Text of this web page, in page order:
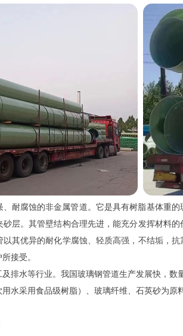
耐腐蚀的非金属管道。它是具有树脂基体重
层。其管壁结构合理先进，能充分发挥材料
其优异的耐化学腐蚀、轻质高强，不结垢，
接受。
排水等行业。我国玻璃钢管道生产发展快，数
水采用食品级树脂）、玻璃纤维、石英砂为原